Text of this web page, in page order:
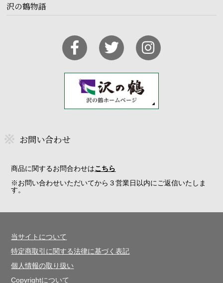
沢の鶴物語
お問い合わせ
商品に関するお問合わせはこちら
※お問い合わせいただいてから３営業日以内にご返信いたしま
す。
当サイトについて
特定商取引に関する法律に基づく表記
個人情報の取り扱い
Copyrightについて